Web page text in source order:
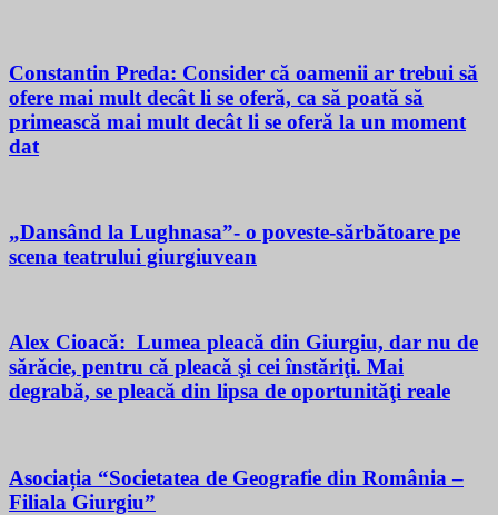
Constantin Preda: Consider că oamenii ar trebui să
ofere mai mult decât li se oferă, ca să poată să
primească mai mult decât li se oferă la un moment
dat
„Dansând la Lughnasa”- o poveste-sărbătoare pe
scena teatrului giurgiuvean
Alex Cioacă: Lumea pleacă din Giurgiu, dar nu de
sărăcie, pentru că pleacă şi cei înstăriţi. Mai
degrabă, se pleacă din lipsa de oportunităţi reale
Asociația “Societatea de Geografie din România –
Filiala Giurgiu”